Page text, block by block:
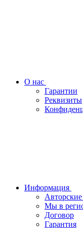
О нас
Гарантии
Реквизиты
Информация
Авторские
Мы в
Договор
Гарантия